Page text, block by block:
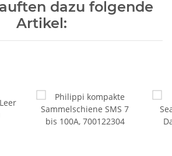
dazu folgende
Artikel: